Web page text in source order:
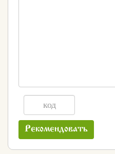
Рекомендовать